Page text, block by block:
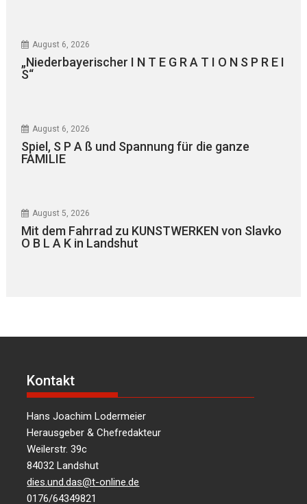
August 6, 2026
„Niederbayerischer I N T E G R A T I O N S P R E I
S“
August 6, 2026
Spiel, S P A ß und Spannung für die ganze
FAMILIE
August 5, 2026
Mit dem Fahrrad zu KUNSTWERKEN von Slavko
O B L A K in Landshut
Kontakt
Hans Joachim Lodermeier
Herausgeber & Chefredakteur
Weilerstr. 39c
84032 Landshut
dies.und.das@t-online.de
0176/64349821